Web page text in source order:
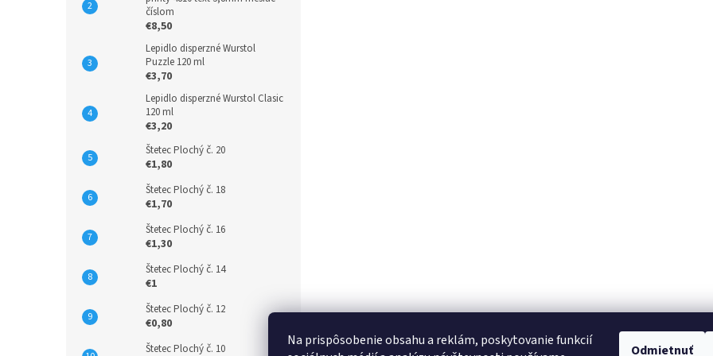
Na prispôsobenie obsahu a reklám, poskytovanie funkcií
Odmietnuť
číslom
€8,50
Lepidlo disperzné Wurstol
Puzzle 120 ml
€3,70
Lepidlo disperzné Wurstol Clasic
120 ml
€3,20
Štetec Plochý č. 20
€1,80
Štetec Plochý č. 18
€1,70
Štetec Plochý č. 16
€1,30
Štetec Plochý č. 14
€1
Štetec Plochý č. 12
€0,80
Štetec Plochý č. 10